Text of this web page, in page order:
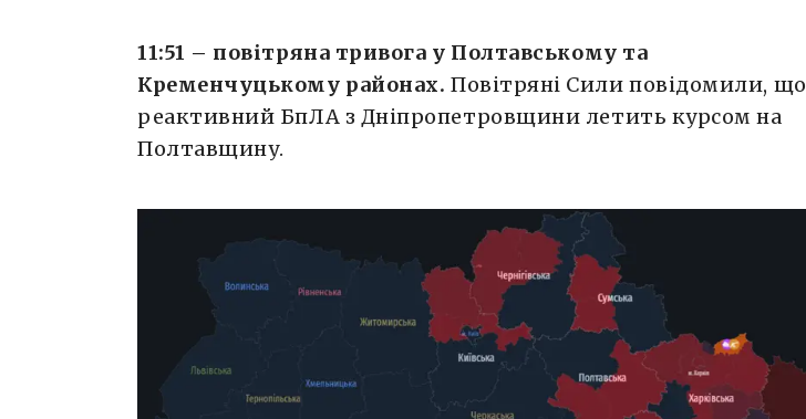
11:51 – повітряна тривога у Полтавському та
Кременчуцькому районах. Повітряні Сили повідомили, що
реактивний БпЛА з Дніпропетровщини летить курсом на
Полтавщину.